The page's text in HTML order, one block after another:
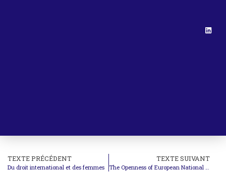
TEXTE PRÉCÉDENT
Du droit international et des femmes
TEXTE SUIVANT